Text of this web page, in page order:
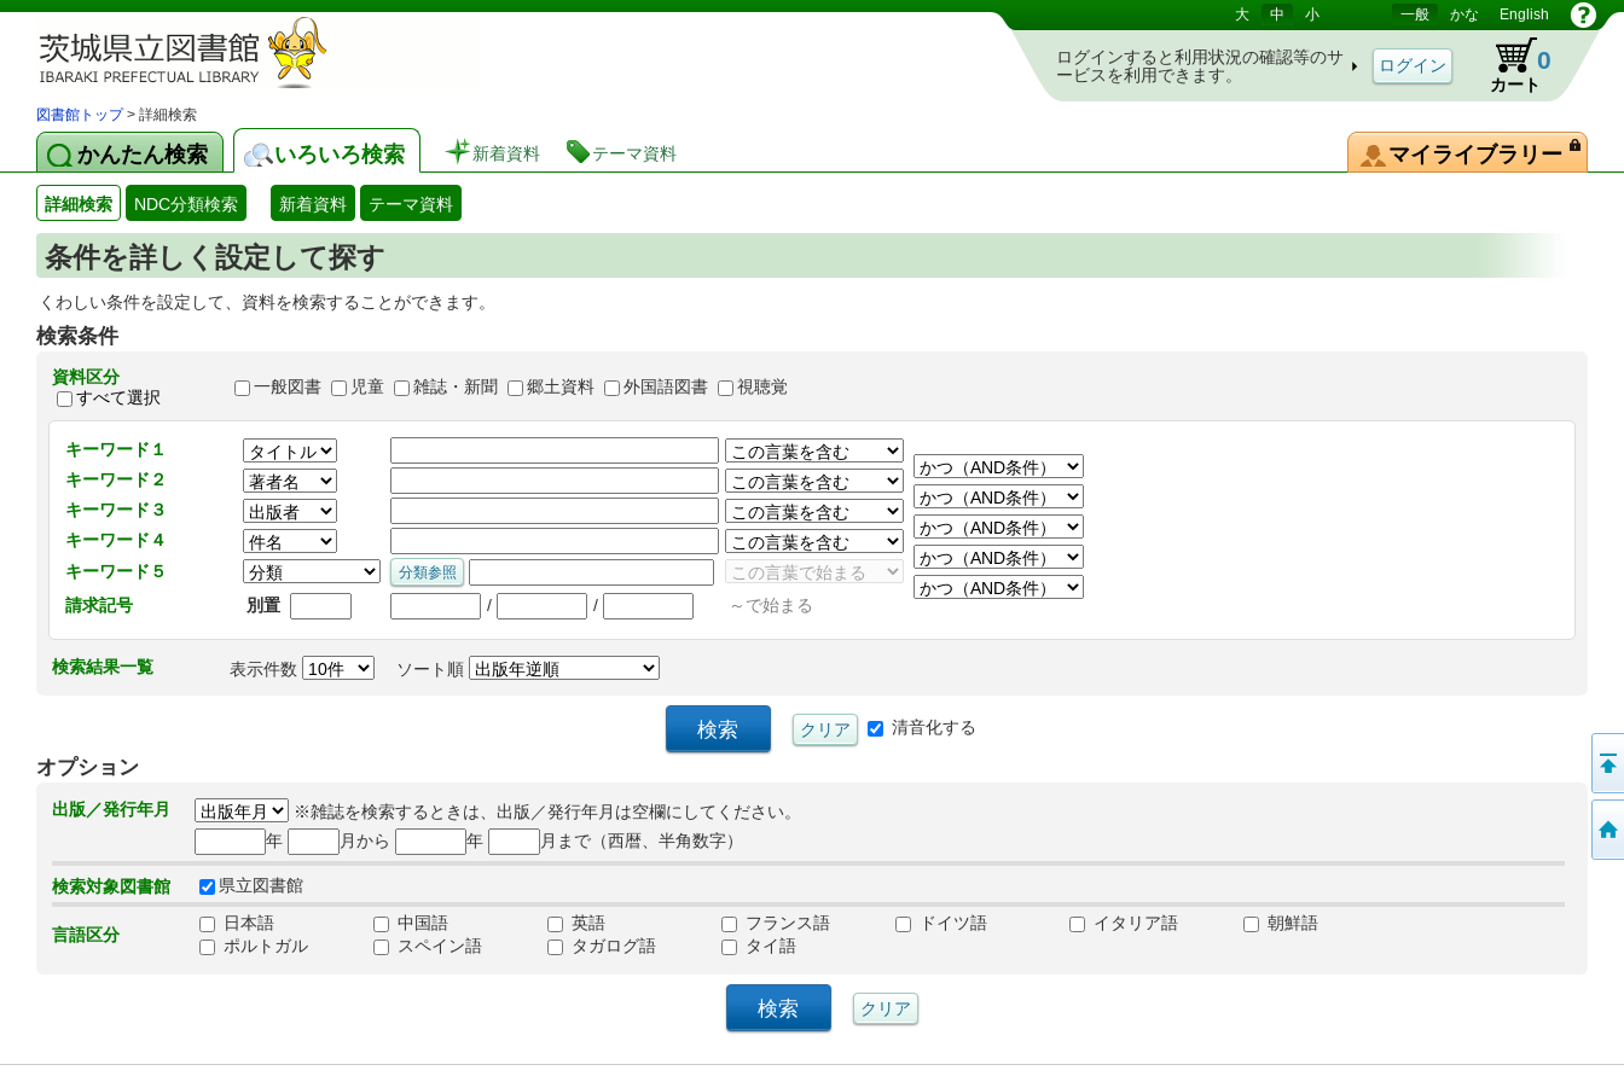
茨城県立図書館 蔵書検索・予約システム 大 中 小 一般 かな English
ログインすると利用状況の確認等のサ
ービスを利用できます。
カート
0
図書館トップ> 詳細検索
かんたん検索 いろいろ検索 新着資料 テーマ資料 マイライブラリー
詳細検索 NDC分類検索 新着資料 テーマ資料
条件を詳しく設定して探す
くわしい条件を設定して、資料を検索することができます。
検索条件
資料区分
すべて選択
一般図書 児童 雑誌・新聞 郷土資料 外国語図書 視聴覚
キーワード１
キーワード２
キーワード３
キーワード４
キーワード５
請求記号
別置 / / ～で始まる
検索結果一覧 表示件数 ソート順
清音化する
オプション
出版／発行年月
※雑誌を検索するときは、出版／発行年月は空欄にしてください。
年
月から 年 月まで（西暦、半角数字）
検索対象図書館 県立図書館
言語区分
日本語 中国語 英語 フランス語 ドイツ語 イタリア語
朝鮮語
ポルトガル
スペイン語 タガログ語 タイ語